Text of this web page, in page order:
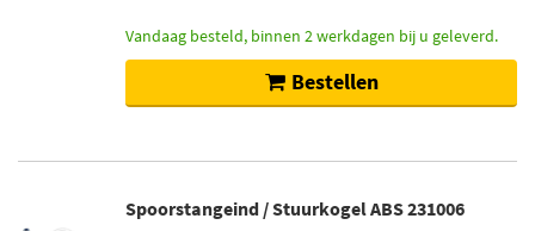
Vandaag besteld, binnen 2 werkdagen bij u geleverd.
Bestellen
Spoorstangeind / Stuurkogel ABS 231006